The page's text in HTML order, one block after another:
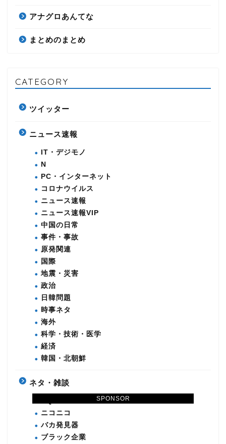
SPONSOR
アナグロあんてな
まとめのまとめ
CATEGORY
ツイッター
ニュース速報
IT・デジモノ
N
PC・インターネット
コロナウイルス
ニュース速報
ニュース速報VIP
中国の日常
事件・事故
原発関連
国際
地震・災害
政治
日韓問題
時事ネタ
海外
科学・技術・医学
経済
韓国・北朝鮮
ネタ・雑談
ニコニコ
バカ発見器
ブラック企業